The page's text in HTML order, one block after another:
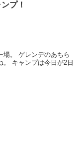
プ！
場。 ゲレンデのあちら
。 キャンプは今日が2日